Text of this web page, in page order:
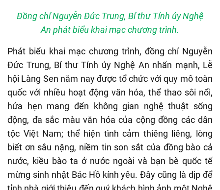
Đồng chí Nguyễn Đức Trung, Bí thư Tỉnh ủy Nghệ
An phát biểu khai mạc chương trình.
Phát biểu khai mạc chương trình, đồng chí Nguyễn
Đức Trung, Bí thư Tỉnh ủy Nghệ An nhấn mạnh, Lễ
hội Làng Sen năm nay được tổ chức với quy mô toàn
quốc với nhiều hoạt động văn hóa, thể thao sôi nổi,
hứa hẹn mang đến không gian nghệ thuật sống
động, đa sắc màu văn hóa của cộng đồng các dân
tộc Việt Nam; thể hiện tình cảm thiêng liêng, lòng
biết ơn sâu nặng, niềm tin son sắt của đồng bào cả
nước, kiều bào ta ở nước ngoài và bạn bè quốc tế
mừng sinh nhật Bác Hồ kính yêu. Đây cũng là dịp để